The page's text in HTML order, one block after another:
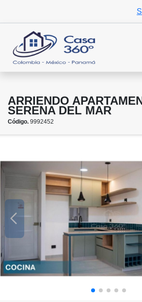
ARRIENDO
SERENA DEL MAR
Código. 9992452